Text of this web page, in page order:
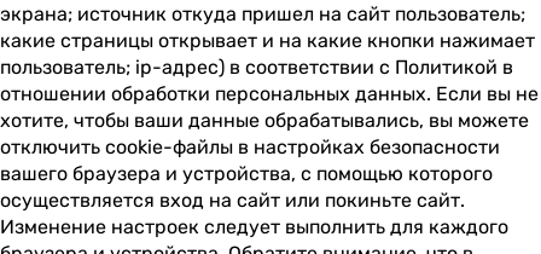
экрана; источник откуда пришел на сайт пользователь;
какие страницы открывает и на какие кнопки нажимает
пользователь; ip-адрес) в соответствии с Политикой в
отношении обработки персональных данных. Если вы не
хотите, чтобы ваши данные обрабатывались, вы можете
отключить cookie-файлы в настройках безопасности
вашего браузера и устройства, с помощью которого
осуществляется вход на сайт или покиньте сайт.
Изменение настроек следует выполнить для каждого